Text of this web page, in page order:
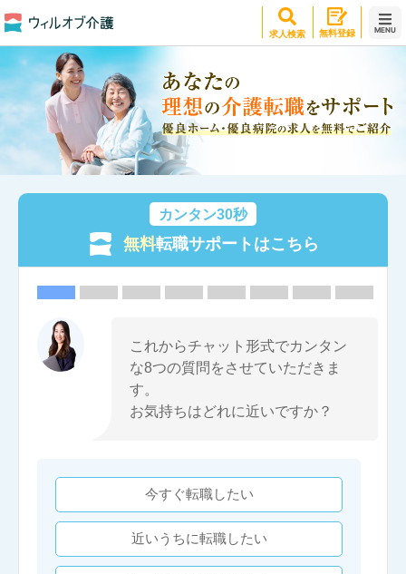
求人検索 無料登録 MENU
カンタン30秒
無料転職サポートはこちら
これからチャット形式でカンタン
な8つの質問をさせていただきま
す。
お気持ちはどれに近いですか？
今すぐ転職したい
近いうちに転職したい